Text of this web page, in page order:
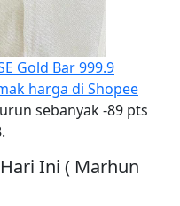
Gold Bar 999.9
harga di Shopee
sebanyak -89 pts
Ini ( Marhun